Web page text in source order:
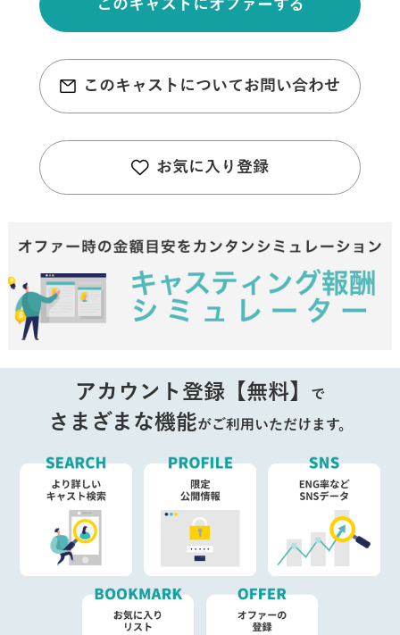
このキャストにオファーする
このキャストについてお問い合わせ
お気に入り登録
アカウント登録【無料】 で
さまざまな機能がご利用いただけます。